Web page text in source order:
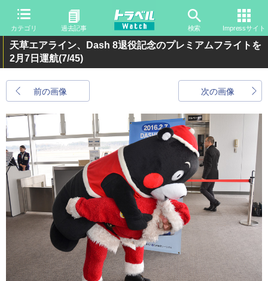
カテゴリ 過去記事 検索 Impressサイト
天草エアライン、Dash 8退役記念のプレミアムフライトを
2月7日運航(7/45)
前の画像 次の画像